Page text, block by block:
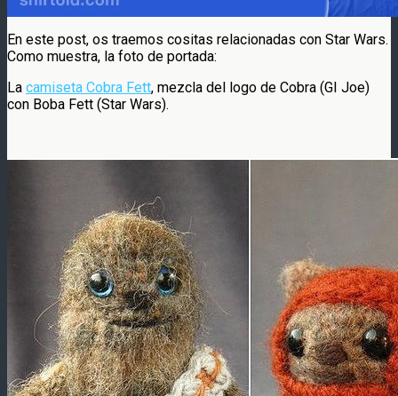
En este post, os traemos cositas relacionadas con Star Wars.
Como muestra, la foto de portada:
La camiseta Cobra Fett, mezcla del logo de Cobra (GI Joe)
con Boba Fett (Star Wars).